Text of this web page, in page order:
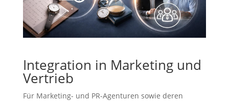
Integration in Marketing und
Vertrieb
Für Marketing- und PR-Agenturen sowie deren